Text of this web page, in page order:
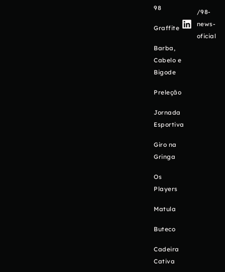
98
Graffite
Barba,
Cabelo e
Bigode
Preleção
Jornada
Esportiva
Giro na
Gringa
Os
Players
Matula
Buteco
Cadeira
Cativa
/98-
news-
oficial